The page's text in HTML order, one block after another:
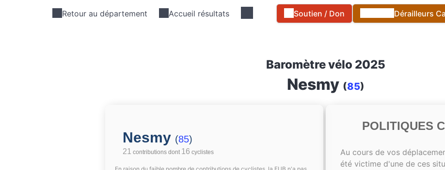
Retour au département Accueil résultats Soutien / Don Dérailleurs
Baromètre vélo 2025
Nesmy (85)
Nesmy (85)
21 contributions dont 16 cyclistes
POLITIQUES
Au cours de vos
été victime d'une de ces